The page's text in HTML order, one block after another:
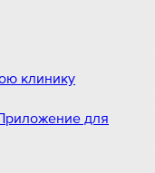
клинику
для